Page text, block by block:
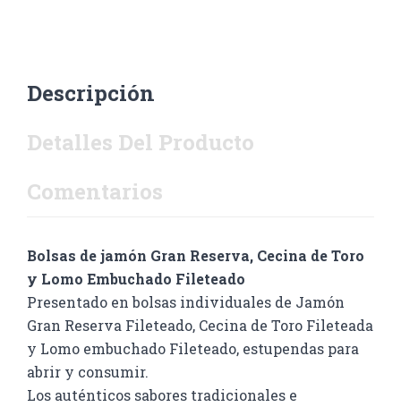
Descripción
Detalles Del Producto
Comentarios
Bolsas de jamón Gran Reserva, Cecina de Toro
y Lomo Embuchado Fileteado
Presentado en bolsas individuales de Jamón
Gran Reserva Fileteado, Cecina de Toro Fileteada
y Lomo embuchado Fileteado, estupendas para
abrir y consumir.
Los auténticos sabores tradicionales e